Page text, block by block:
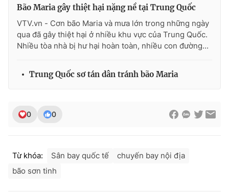
Video Shorts video
VTV Money VTV Thể thao
VTV Sức khoẻ Bất động sản
VTV9 VTV8
Bão Maria gây thiệt hại nặng nề tại Trung Quốc
VTV.vn - Cơn bão Maria và mưa lớn trong những ngày
qua đã gây thiệt hại ở nhiều khu vực của Trung Quốc.
Nhiều tòa nhà bị hư hại hoàn toàn, nhiều con đường...
Trung Quốc sơ tán dân tránh bão Maria
0 0
Từ khóa: Sân bay quốc tế
chuyến bay nội địa
bão sơn tinh